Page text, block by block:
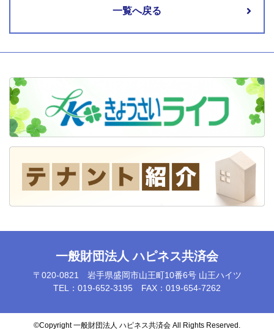
一覧へ戻る
一般財団法人 ハピネス共済会
〒020-0821 岩手県盛岡市山王町10番6号 山王ハイツ
TEL：019-652-3195 FAX：019-654-7262
©️Copyright 一般財団法人 ハピネス共済会 All Rights Reserved.